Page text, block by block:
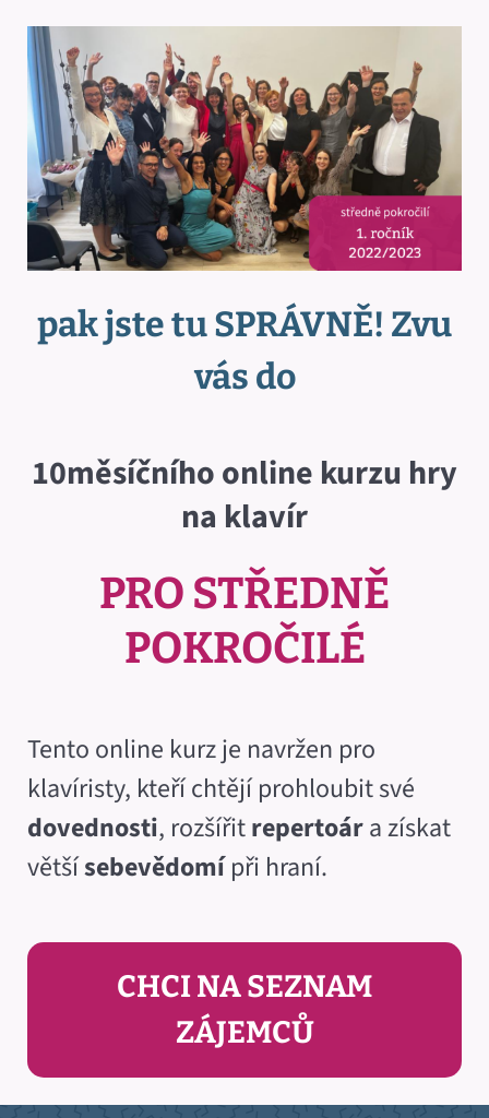
pak jste tu SPRÁVNĚ! Zvu
vás do
10měsíčního online kurzu hry
na klavír
PRO STŘEDNĚ
POKROČILÉ
Tento online kurz je navržen pro
klavíristy, kteří chtějí prohloubit své
dovednosti, rozšířitrepertoára získat
většísebevědomípři hraní.
CHCI NA SEZNAM
ZÁJEMCŮ